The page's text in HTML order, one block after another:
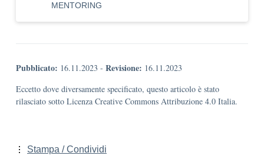
MENTORING
Pubblicato: 16.11.2023 - Revisione: 16.11.2023
Eccetto dove diversamente specificato, questo articolo è stato
rilasciato sotto Licenza Creative Commons Attribuzione 4.0 Italia.
Stampa / Condividi